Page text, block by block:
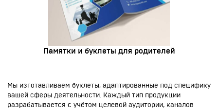
Памятки и буклеты для родителей
Мы изготавливаем буклеты, адаптированные под специфику
вашей сферы деятельности. Каждый тип продукции
разрабатывается с учётом целевой аудитории, каналов